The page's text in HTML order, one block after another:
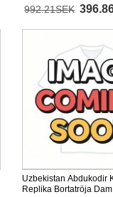
992.21SEK
Uzbekistan Abdukodir
Replika Bortatröja